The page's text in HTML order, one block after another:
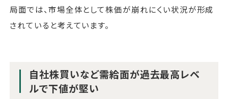
局面では、市場全体として株価が崩れにくい状況が形成
されていると考えています。
自社株買いなど需給面が過去最高レベ
ルで下値が堅い